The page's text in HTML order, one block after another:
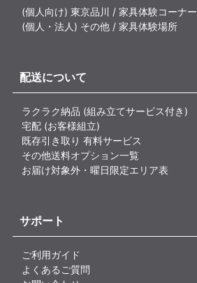
(個人向け) 東京品川 / 家具体験コーナー
(個人・法人) その他 / 家具体験場所
配送について
ラクラク納品 (組み立てサービス付き)
宅配 (お客様組立)
既存引き取り 有料サービス
その他送料オプション一覧
お届け対象外・曜日限定エリア表
サポート
ご利用ガイド
よくあるご質問